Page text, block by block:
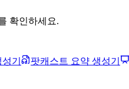
확인하세요.
기 팟캐스트 요약 생성기